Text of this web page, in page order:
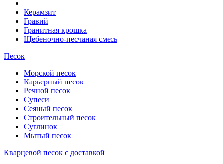
Керамзит
Гравий
Гранитная крошка
Щебеночно-песчаная смесь
Песок
Морской песок
Карьерный песок
Речной песок
Супеси
Сеяный песок
Строительный песок
Суглинок
Мытый песок
Кварцевой песок с доставкой